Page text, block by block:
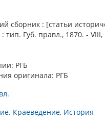
сборник : [статьи
тип. Губ. правл., 1870. - VIII,
РГБ
оригинала: РГБ
Краеведение История